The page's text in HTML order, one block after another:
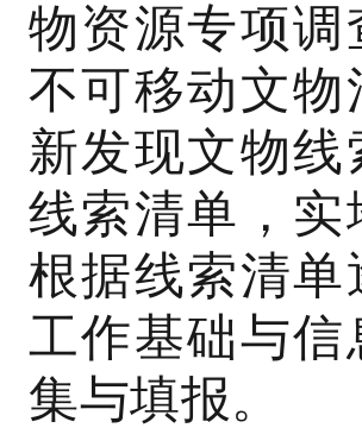
物资源专项
不可移动文
新发现文物
线索清单，
根据线索清
工作基础与
集与填报。